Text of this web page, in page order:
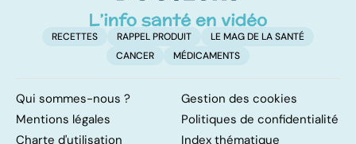
RECETTES RAPPEL PRODUIT
LE MAG DE LA SANTÉ
CANCER
MÉDICAMENTS
Qui sommes-nous ?
Gestion des cookies
Mentions légales
Politiques de confidentialité
Charte d'utilisation
Index thématique